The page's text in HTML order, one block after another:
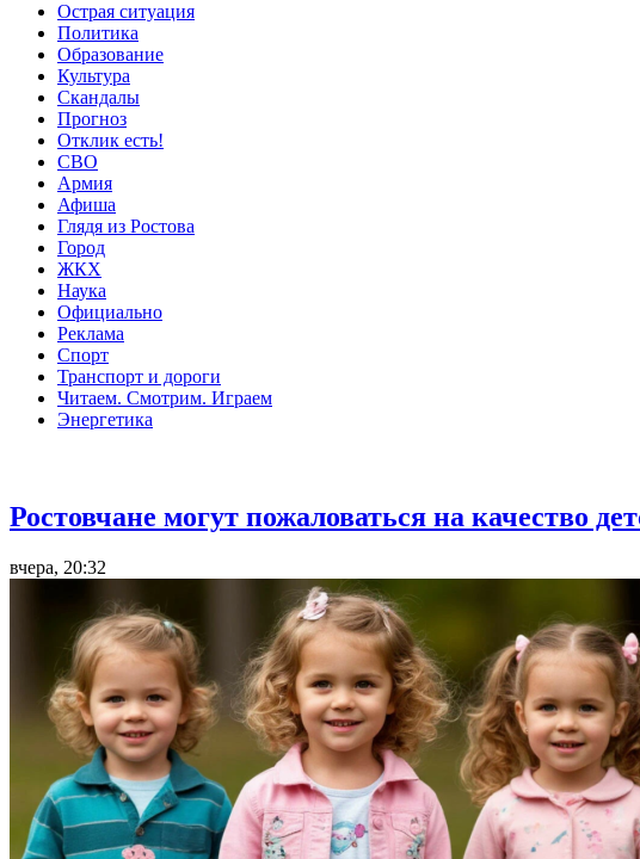
Острая ситуация
Политика
Образование
Культура
Скандалы
Прогноз
Отклик есть!
СВО
Армия
Афиша
Глядя из Ростова
Город
ЖКХ
Наука
Официально
Реклама
Спорт
Транспорт и дороги
Читаем. Смотрим. Играем
Энергетика
Ростовчане могут пожаловаться на качество
вчера, 20:32